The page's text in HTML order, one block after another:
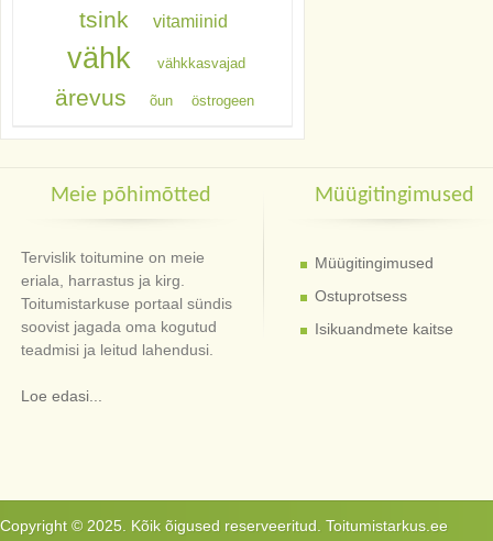
tsink vitamiinid
vähk vähkkasvajad
ärevus õun östrogeen
Meie põhimõtted
Tervislik toitumine on meie
eriala, harrastus ja kirg.
Toitumistarkuse portaal sündis
soovist jagada oma kogutud
teadmisi ja leitud lahendusi.
Loe edasi...
Müügitingimused
Müügitingimused
Ostuprotsess
Isikuandmete kaitse
Copyright © 2025. Kõik õigused reserveeritud. Toitumistarkus.ee